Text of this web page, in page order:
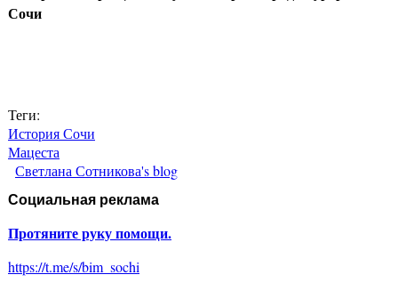
Сочи
Теги:
История Сочи
Мацеста
Светлана Сотникова's blog
Социальная реклама
Протяните руку помощи.
https://t.me/s/bim_sochi